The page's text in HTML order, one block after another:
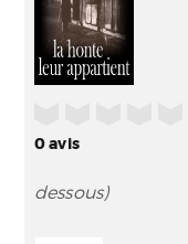
0avis
dessous)